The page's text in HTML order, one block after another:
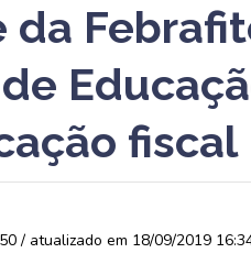
da
fiscal
/ atualizado em 18/09/2019